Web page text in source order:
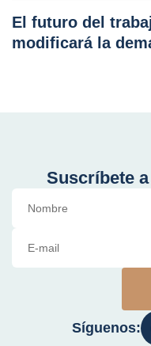
El futuro del
modificará la
Suscríbete
Síguenos: